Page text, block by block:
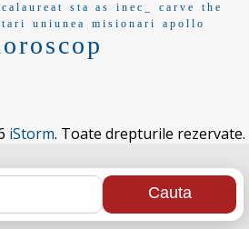
sta as inec_ carve
the
uniunea misionari apollo
iStorm. Toate drepturile rezervate.